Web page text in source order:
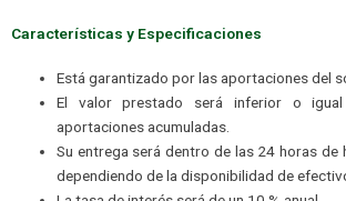
Características y Especificaciones
Está garantizado por las aportaciones del
El valor prestado será inferior o
aportaciones acumuladas.
Su entrega será dentro de las 24 horas de
dependiendo de la disponibilidad de